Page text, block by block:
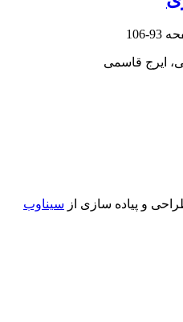
93-106
ایرج قاسمی
و پیاده سازی از سیناوب